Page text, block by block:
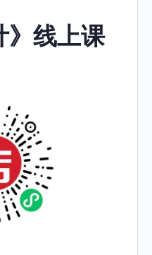
》线上课